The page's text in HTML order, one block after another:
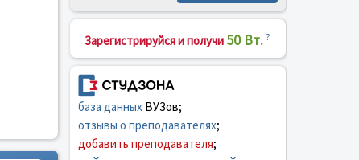
Зарегистрируйся и получи 50 Вт. ?
база данныхВУЗов;
отзывы о преподавателях;
добавить преподавателя;